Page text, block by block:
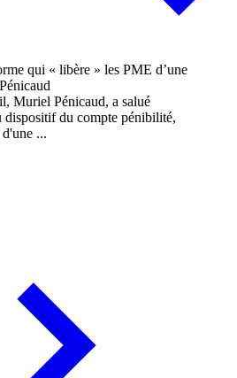
Muriel Pénicaud, a salué
dispositif du compte pénibilité,
...